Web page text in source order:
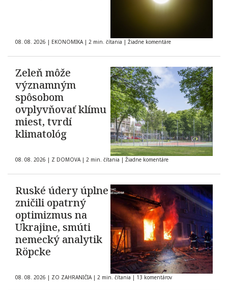
08. 08. 2026 | EKONOMIKA | 2 min. čítania | Žiadne komentáre
Zeleň môže
významným
spôsobom
ovplyvňovať klímu
miest, tvrdí
klimatológ
08. 08. 2026 | Z DOMOVA | 2 min. čítania | Žiadne komentáre
Ruské údery úplne
zničili opatrný
optimizmus na
Ukrajine, smúti
nemecký analytik
Röpcke
08. 08. 2026 | ZO ZAHRANIČIA | 2 min. čítania | 13 komentárov